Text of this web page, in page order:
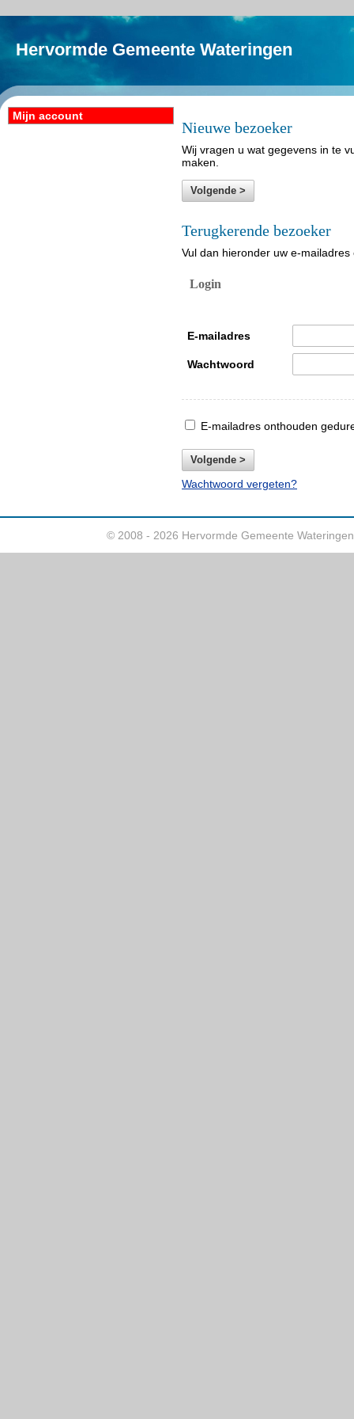
Hervormde Gemeente Wateringen
Nieuwe bezoeker
Wij vragen u wat gegevens in te
maken.
Terugkerende bezoeker
Vul dan hieronder uw e-
Login
E-mailadres
Wachtwoord
E-mailadres onthouden
Wachtwoord vergeten?
Mijn account
© 2008 - 2026 Hervormde Gemeente